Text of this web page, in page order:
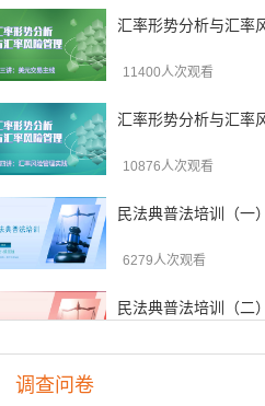
汇率形势分析与汇率
11400人次观看
汇率形势分析与汇率
10876人次观看
民法典普法培训（一）
6279人次观看
民法典普法培训（二）
6463人次观看
调查问卷